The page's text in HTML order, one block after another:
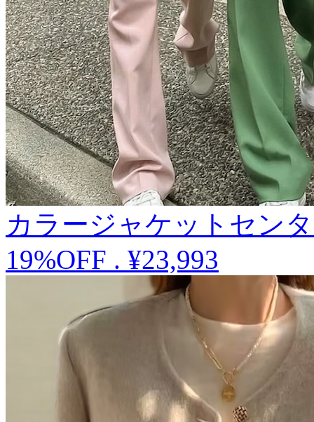
カラージャケットセン
19%OFF . ¥23,993